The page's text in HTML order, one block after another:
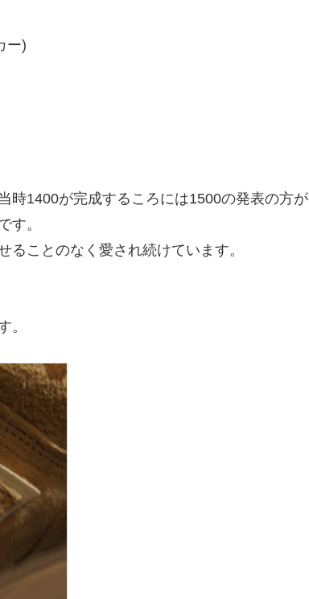
ー)
時1400が完成するころには1500の発表の方が
す。
ことのなく愛され続けています。
。